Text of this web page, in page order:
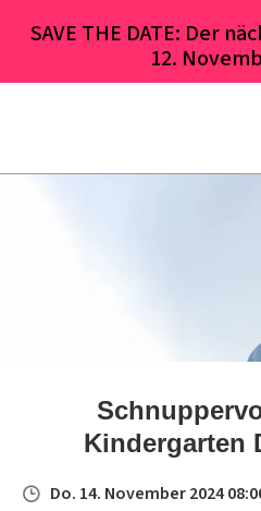
SAVE THE DATE: Der
12.
Kindergarten
Do. 14. November 2024